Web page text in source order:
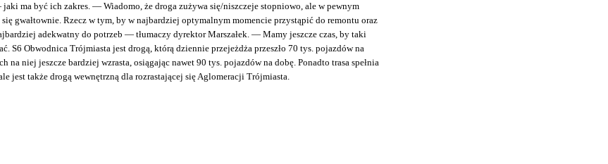
ma być ich zakres. ― Wiadomo, że droga zużywa się/niszczeje stopniowo, ale w pewnym
gwałtownie. Rzecz w tym, by w najbardziej optymalnym momencie przystąpić do remontu oraz
adekwatny do potrzeb ― tłumaczy dyrektor Marszałek. ― Mamy jeszcze czas, by taki
S6 Obwodnica Trójmiasta jest drogą, którą dziennie przejeżdża przeszło 70 tys. pojazdów na
na niej jeszcze bardziej wzrasta, osiągając nawet 90 tys. pojazdów na dobę. Ponadto trasa spełnia
jest także drogą wewnętrzną dla rozrastającej się Aglomeracji Trójmiasta.